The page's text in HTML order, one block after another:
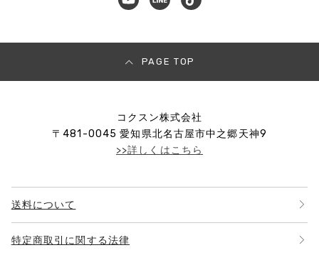
PAGE TOP
コクスン株式会社
〒481-0045 愛知県北名古屋市中之郷天神9
>>詳しくはこちら
送料について
特定商取引に関する法律